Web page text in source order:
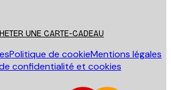
UNE CARTE-CADEAU
Politique de cookieMentions légales
confidentialité et cookies